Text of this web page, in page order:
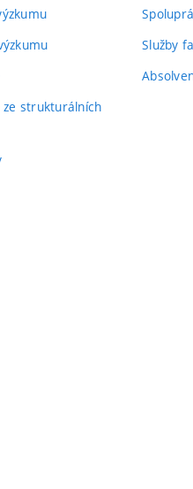
ze strukturálních
Služby